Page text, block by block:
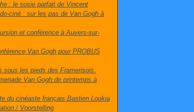
: le sosie parfait de Vincent
ciné : sur les pas de Van Gogh à
et conférence à Auvers-sur-
Van Gogh pour PROBUS
sous les pieds des Framerisois.
Van Gogh de printemps à
du cinéaste français Bastien Loukia
/ Voorstelling